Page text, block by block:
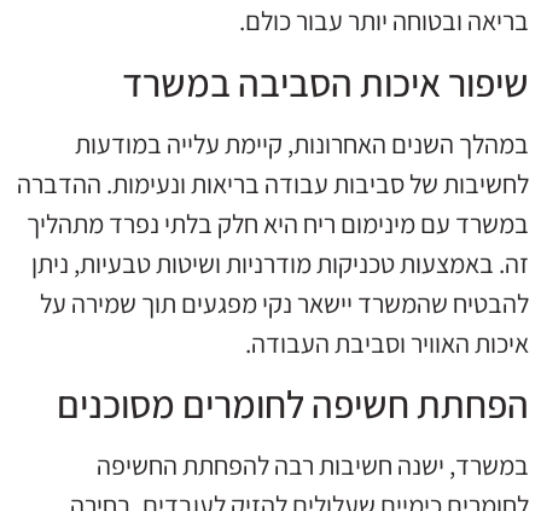
בריאה ובטוחה יותר עבור כולם.
שיפור איכות הסביבה במשרד
במהלך השנים האחרונות, קיימת עלייה במודעות
לחשיבות של סביבות עבודה בריאות ונעימות. ההדברה
במשרד עם מינימום ריח היא חלק בלתי נפרד מתהליך
זה. באמצעות טכניקות מודרניות ושיטות טבעיות, ניתן
להבטיח שהמשרד יישאר נקי מפגעים תוך שמירה על
איכות האוויר וסביבת העבודה.
הפחתת חשיפה לחומרים מסוכנים
במשרד, ישנה חשיבות רבה להפחתת החשיפה